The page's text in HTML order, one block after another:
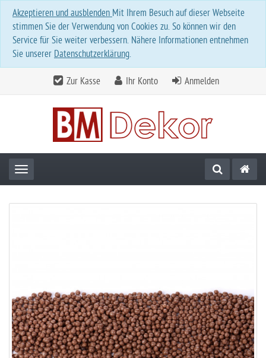
Akzeptieren und ausblenden Mit Ihrem Besuch auf dieser Webseite
stimmen Sie der Verwendung von Cookies zu. So können wir den
Service für Sie weiter verbessern. Nähere Informationen entnehmen
Sie unserer Datenschutzerklärung.
Zur Kasse Ihr Konto Anmelden
Toggle navigation